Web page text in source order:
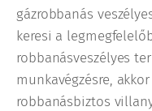
gázrobbanás
keresi a
robbanásveszélyes
munkavégzésre,
robbanásbiztos